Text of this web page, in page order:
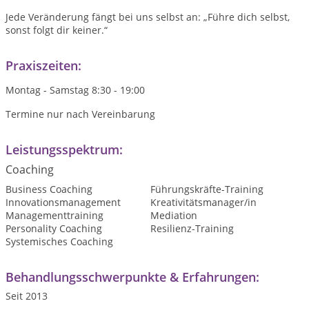
Jede Veränderung fängt bei uns selbst an: „Führe dich selbst,
sonst folgt dir keiner.“
Praxiszeiten:
Montag - Samstag 8:30 - 19:00
Termine nur nach Vereinbarung
Leistungsspektrum:
Coaching
Business Coaching
Führungskräfte-Training
Innovationsmanagement
Kreativitätsmanager/in
Managementtraining
Mediation
Personality Coaching
Resilienz-Training
Systemisches Coaching
Behandlungsschwerpunkte & Erfahrungen:
Seit 2013